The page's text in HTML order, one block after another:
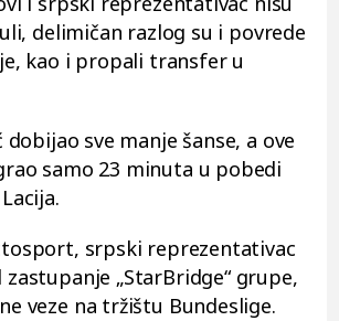
delimičan razlog su i povrede
kao i propali transfer u
sve manje šanse, a ove
samo 23 minuta u pobedi
srpski reprezentativac
„StarBridge“ grupe,
veze na tržištu Bundeslige.